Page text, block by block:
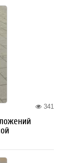
341